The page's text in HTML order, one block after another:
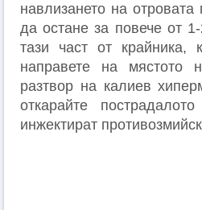
навлизането на
да остане за повече от
тази част от крайника,
направете на мястото
разтвор на калиев
откарайте
инжектират